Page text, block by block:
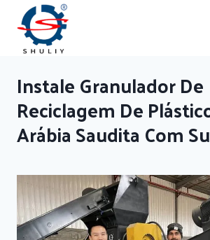
content
Instale Granulador De
Reciclagem De
Arábia Saudita Com